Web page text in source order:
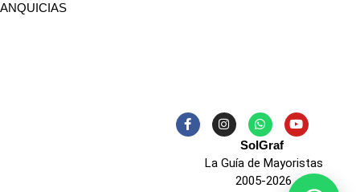
SoIGraf
La Guía de Mayoristas
2005-2026